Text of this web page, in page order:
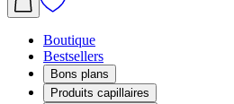
Boutique
Bestsellers
Bons plans
Produits capillaires